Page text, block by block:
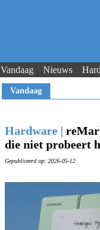
Vandaag Nieuws
Vandaag
Hardware |
die niet probeert
Gepubliceerd op: 2026-05-12